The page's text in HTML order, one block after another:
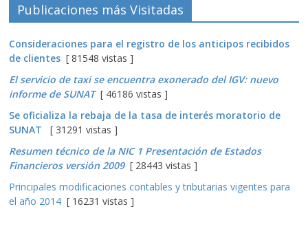
Publicaciones más Visitadas
Consideraciones para el registro de los anticipos recibidos
de clientes [ 81548 vistas ]
El servicio de taxi se encuentra exonerado del IGV: nuevo
informe de SUNAT[ 46186 vistas ]
Se oficializa la rebaja de la tasa de interés moratorio de
SUNAT
[ 31291 vistas ]
Resumen técnico de la NIC 1 Presentación de Estados
Financieros versión 2009[ 28443 vistas ]
Principales modificaciones contables y tributarias vigentes para
el año 2014 [ 16231 vistas ]